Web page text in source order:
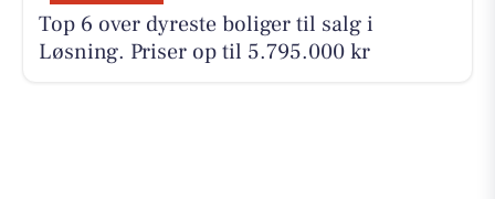
Top 6 over dyreste boliger til salg i
Løsning. Priser op til 5.795.000 kr